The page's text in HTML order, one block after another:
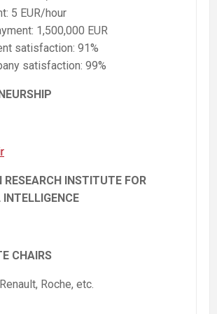
5 EUR/hour
1,500,000 EUR
satisfaction: 91%
satisfaction: 99%
RESEARCH INSTITUTE FOR
CHAIRS
Roche, etc.